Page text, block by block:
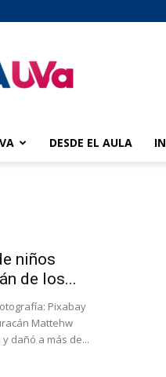
DESDE EL AULA
niños
de los...
Pixabay
Mattehw
dañó a más de...